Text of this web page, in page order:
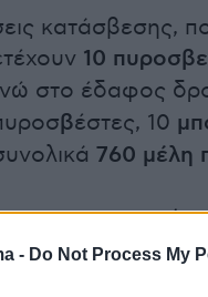
- Do Not Process My
κατάσβεσης,
10
στο έδαφος
βέστες, 10
760 μέλη
η τουρκική
φωτιάς έχουν